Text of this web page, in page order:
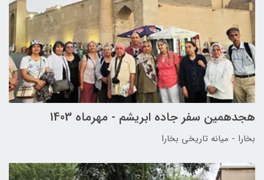
هجدهمین سفر جاده ابریشم - مهرماه 1403
بخارا - میانه تاریخی بخارا